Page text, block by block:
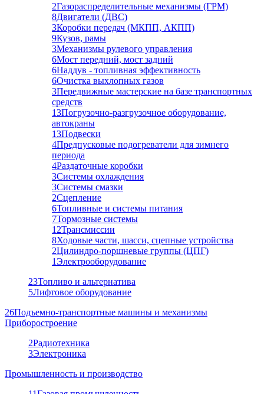
2Газораспределительные механизмы (ГРМ)
8Двигатели (ДВС)
3Коробки передач (МКПП, АКПП)
9Кузов, рамы
3Механизмы рулевого управления
6Мост передний, мост задний
6Наддув - топливная эффективность
6Очистка выхлопных газов
3Передвижные мастерские на базе транспортных
средств
13Погрузочно-разгрузочное оборудование,
автокраны
13Подвески
4Предпусковые подогреватели для зимнего
периода
4Раздаточные коробки
3Системы охлаждения
3Системы смазки
2Сцепление
6Топливные и системы питания
7Тормозные системы
12Трансмиссии
8Ходовые части, шасси, сцепные устройства
2Цилиндро-поршневые группы (ЦПГ)
1Электрооборудование
23Топливо и альтернатива
5Лифтовое оборудование
26Подъемно-транспортные машины и механизмы
Приборостроение
2Радиотехника
3Электроника
Промышленность и производство